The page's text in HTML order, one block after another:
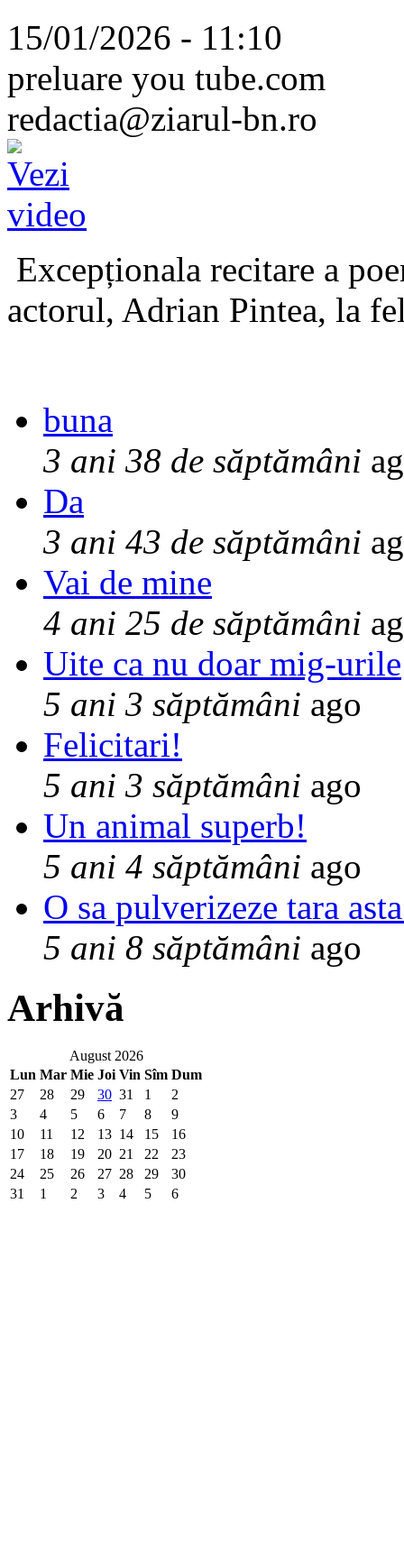
15/01/2026 - 11:10
preluare you tube.com
redactia@ziarul-bn.ro
Excepționala recitare a
actorul, Adrian Pintea, la
buna
3 ani 38 de săptămâni
Da
3 ani 43 de săptămâni
Vai de mine
4 ani 25 de săptămâni
Uite ca nu doar mig-urile
5 ani 3 săptămâni ago
Felicitari!
5 ani 3 săptămâni ago
Un animal superb!
5 ani 4 săptămâni ago
O sa pulverizeze tara
5 ani 8 săptămâni ago
Arhivă
August 2026
Lun Mar Mie Joi Vin Sîm Dum
27
28 29 30 31 1
2
3
4 5 6 7 8
9
10
11 12 13 14 15
16
17
18 19 20 21 22
23
24
25 26 27 28 29
30
31
1 2 3 4 5 6